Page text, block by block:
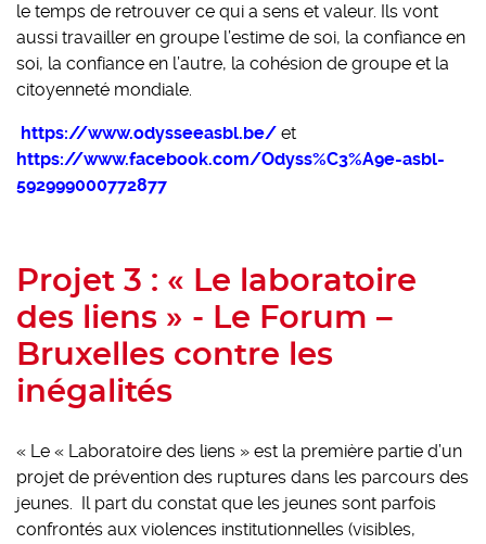
le temps de retrouver ce qui a sens et valeur. Ils vont
aussi travailler en groupe l’estime de soi, la confiance en
soi, la confiance en l’autre, la cohésion de groupe et la
citoyenneté mondiale.
https://www.odysseeasbl.be/ et
https://www.facebook.com/Odyss%C3%A9e-asbl-
592999000772877
Projet 3 : « Le laboratoire
des liens » - Le Forum –
Bruxelles contre les
inégalités
« Le « Laboratoire des liens » est la première partie d’un
projet de prévention des ruptures dans les parcours des
jeunes. Il part du constat que les jeunes sont parfois
confrontés aux violences institutionnelles (visibles,